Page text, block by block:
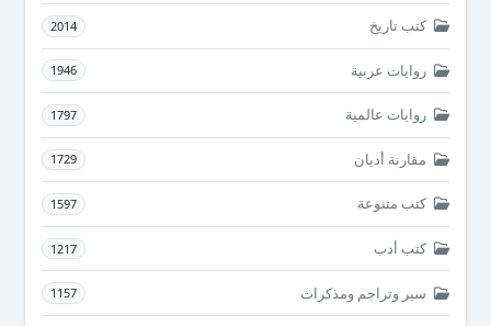
كتب تاريخ 2014
روايات عربية 1946
روايات عالمية 1797
مقارنة أديان 1729
كتب متنوعة 1597
كتب أدب 1217
سير وتراجم ومذكرات 1157